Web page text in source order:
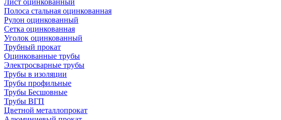
Лист оцинкованный
Полоса стальная оцинкованная
Рулон оцинкованный
Сетка оцинкованная
Уголок оцинкованный
Трубный прокат
Оцинкованные трубы
Электросварные трубы
Трубы в изоляции
Трубы профильные
Трубы Бесшовные
Трубы ВГП
Цветной металлопрокат